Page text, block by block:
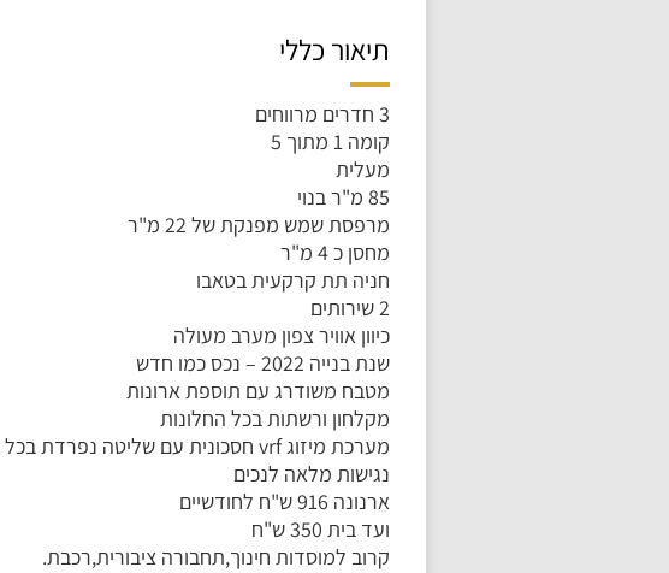
תיאור כללי
3 חדרים מרווחים
קומה 1 מתוך 5
מעלית
85 מ"ר בנוי
מרפסת שמש מפנקת של 22 מ"ר
מחסן כ 4 מ"ר
חניה תת קרקעית בטאבו
2 שירותים
כיוון אוויר צפון מערב מעולה
שנת בנייה 2022 – נכס כמו חדש
מטבח משודרג עם תוספת ארונות
מקלחון ורשתות בכל החלונות
מערכת מיזוג vrf חסכונית עם שליטה נפרדת בכל חדר
נגישות מלאה לנכים
ארנונה 916 ש"ח לחודשיים
ועד בית 350 ש"ח
קרוב למוסדות חינוך,תחבורה ציבורית,רכבת.